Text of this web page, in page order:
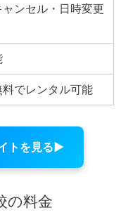
ンセル・日時変更
でレンタル可能
トを見る▶
の料金